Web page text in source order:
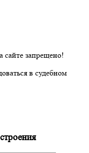
сайте запрещено!
в судебном